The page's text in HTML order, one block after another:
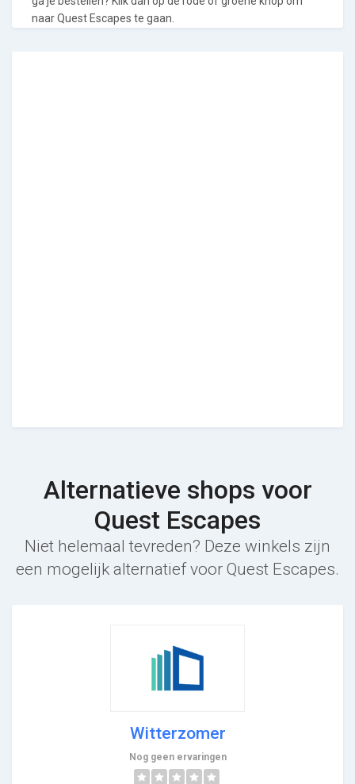
naar Quest Escapes te gaan.
Alternatieve shops voor
Quest Escapes
Niet helemaal tevreden? Deze winkels zijn
een mogelijk alternatief voor Quest Escapes.
Witterzomer
Nog geen ervaringen